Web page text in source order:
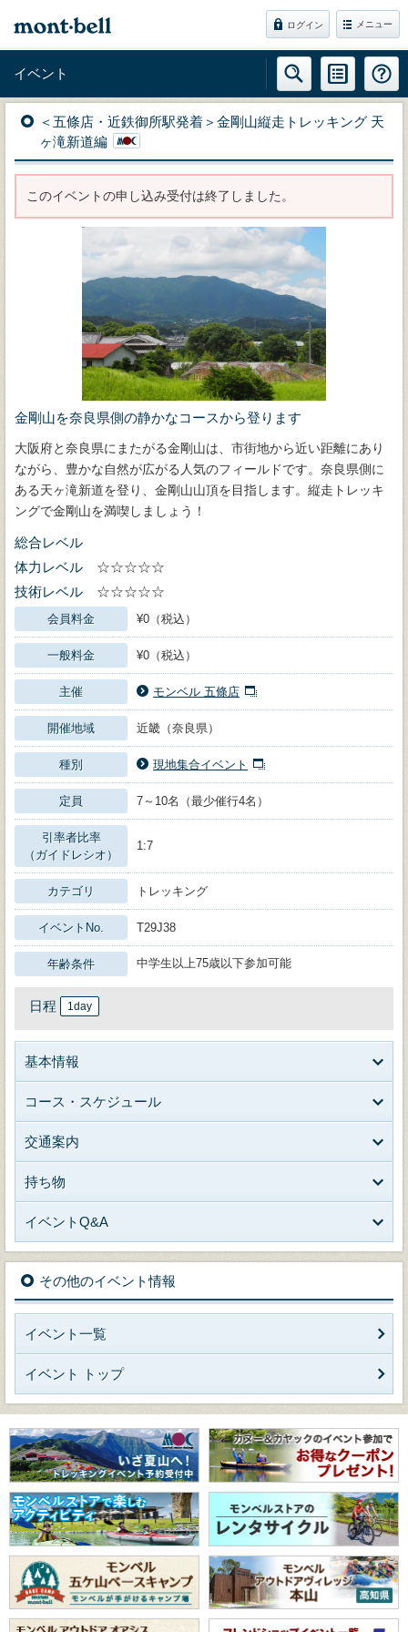
ログイン メニュー
イベント
＜五條店・近鉄御所駅発着＞金剛山縦走トレッキング 天
ヶ滝新道編
このイベントの申し込み受付は終了しました。
金剛山を奈良県側の静かなコースから登ります
大阪府と奈良県にまたがる金剛山は、市街地から近い距離にあり
ながら、豊かな自然が広がる人気のフィールドです。奈良県側に
ある天ヶ滝新道を登り、金剛山山頂を目指します。縦走トレッキ
ングで金剛山を満喫しましょう！
総合レベル
体力レベル
☆☆☆☆☆
技術レベル
☆☆☆☆☆
会員料金 ¥0（税込）
一般料金 ¥0（税込）
主催 モンベル 五條店
開催地域 近畿（奈良県）
種別 現地集合イベント
定員 7～10名（最少催行4名）
引率者比率
（ガイドレシオ）
1:7
カテゴリ トレッキング
イベントNo. T29J38
年齢条件 中学生以上75歳以下参加可能
日程 1day
基本情報
コース・スケジュール
交通案内
持ち物
イベントQ&A
その他のイベント情報
イベント一覧
イベント トップ